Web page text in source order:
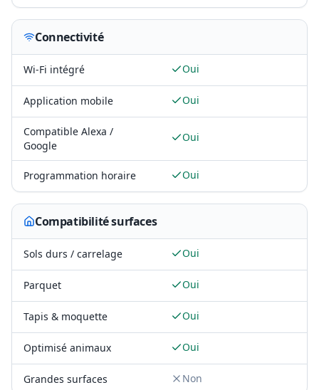
Connectivité
Wi-Fi intégré Oui
Application mobile Oui
Compatible Alexa /
Google
Oui
Programmation horaire Oui
Compatibilité surfaces
Sols durs / carrelage Oui
Parquet Oui
Tapis & moquette Oui
Optimisé animaux Oui
Grandes surfaces Non